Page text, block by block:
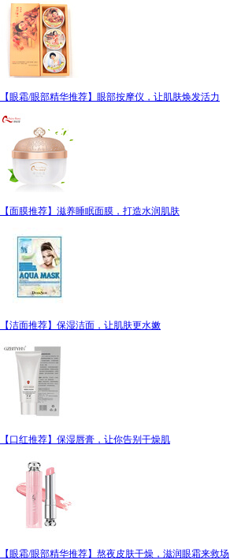
【眼霜/眼部精华推荐】眼部按摩仪，让肌肤焕发活力
【面膜推荐】滋养睡眠面膜，打造水润肌肤
【洁面推荐】保湿洁面，让肌肤更水嫩
【口红推荐】保湿唇膏，让你告别干燥肌
【眼霜/眼部精华推荐】熬夜皮肤干燥，滋润眼霜来救场